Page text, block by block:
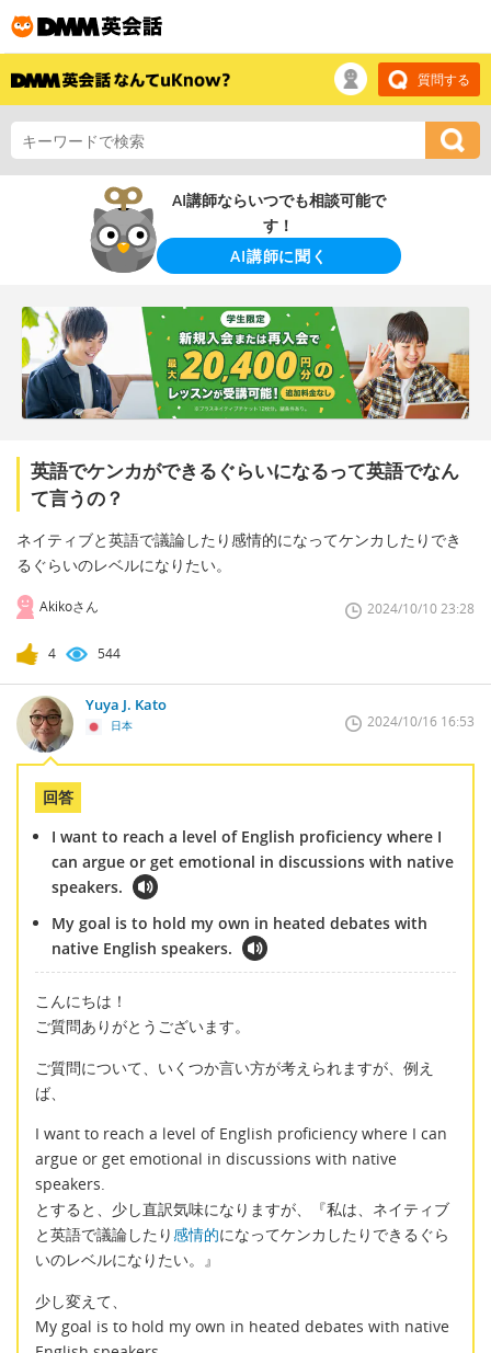
質問する
AI講師ならいつでも相談可能で
す！
AI講師に聞く
英語でケンカができるぐらいになるって英語でなん
て言うの？
ネイティブと英語で議論したり感情的になってケンカしたりでき
るぐらいのレベルになりたい。
Akikoさん 2024/10/10 23:28
4 544
Yuya J. Kato
日本 2024/10/16 16:53
回答
I want to reach a level of English proficiency where I
can argue or get emotional in discussions with native
speakers.
My goal is to hold my own in heated debates with
native English speakers.
こんにちは！
ご質問ありがとうございます。
ご質問について、いくつか言い方が考えられますが、例え
ば、
I want to reach a level of English proficiency where I can
argue or get emotional in discussions with native
speakers.
とすると、少し直訳気味になりますが、『私は、ネイティブ
と英語で議論したり感情的になってケンカしたりできるぐら
いのレベルになりたい。』
少し変えて、
My goal is to hold my own in heated debates with native